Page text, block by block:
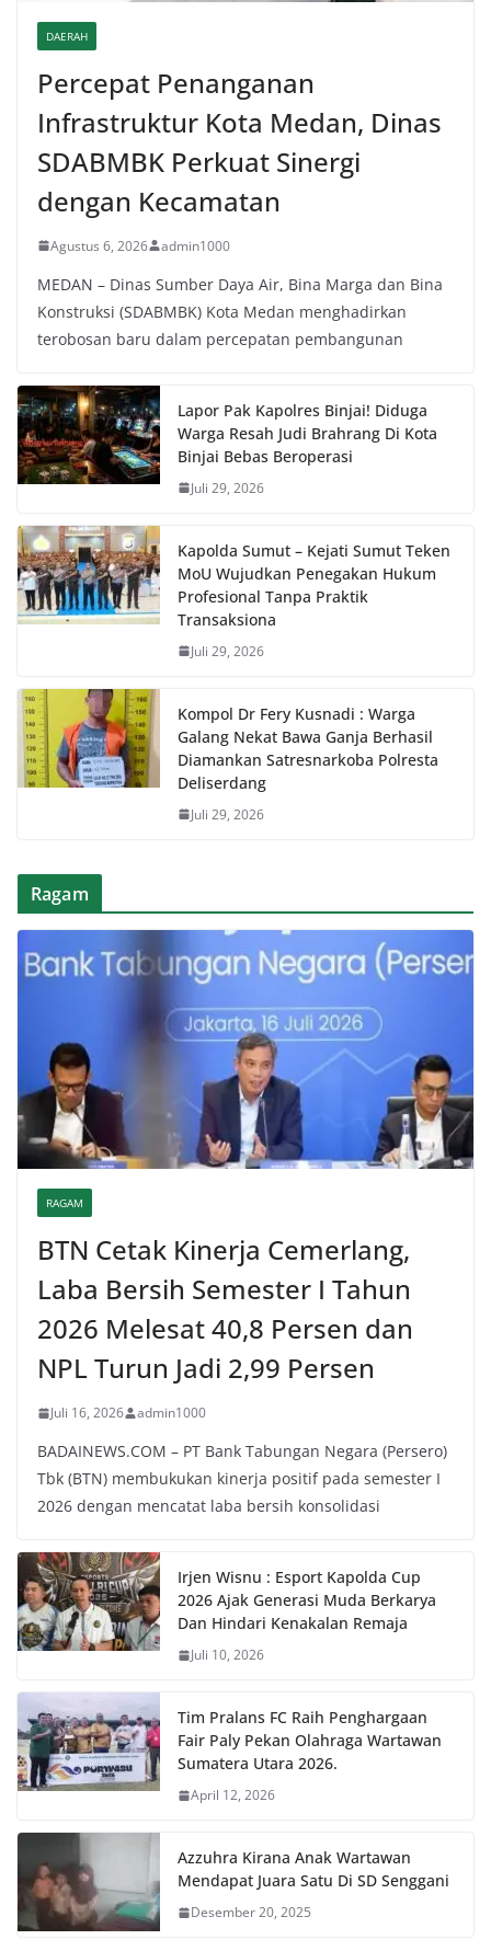
DAERAH
Percepat Penanganan
Infrastruktur Kota Medan, Dinas
SDABMBK Perkuat Sinergi
dengan Kecamatan
Agustus 6, 2026 admin1000
MEDAN – Dinas Sumber Daya Air, Bina Marga dan Bina
Konstruksi (SDABMBK) Kota Medan menghadirkan
terobosan baru dalam percepatan pembangunan
Lapor Pak Kapolres Binjai! Diduga
Warga Resah Judi Brahrang Di Kota
Binjai Bebas Beroperasi
Juli 29, 2026
Kapolda Sumut – Kejati Sumut Teken
MoU Wujudkan Penegakan Hukum
Profesional Tanpa Praktik
Transaksiona
Juli 29, 2026
Kompol Dr Fery Kusnadi : Warga
Galang Nekat Bawa Ganja Berhasil
Diamankan Satresnarkoba Polresta
Deliserdang
Juli 29, 2026
Ragam
RAGAM
BTN Cetak Kinerja Cemerlang,
Laba Bersih Semester I Tahun
2026 Melesat 40,8 Persen dan
NPL Turun Jadi 2,99 Persen
Juli 16, 2026 admin1000
BADAINEWS.COM – PT Bank Tabungan Negara (Persero)
Tbk (BTN) membukukan kinerja positif pada semester I
2026 dengan mencatat laba bersih konsolidasi
Irjen Wisnu : Esport Kapolda Cup
2026 Ajak Generasi Muda Berkarya
Dan Hindari Kenakalan Remaja
Juli 10, 2026
Tim Pralans FC Raih Penghargaan
Fair Paly Pekan Olahraga Wartawan
Sumatera Utara 2026.
April 12, 2026
Azzuhra Kirana Anak Wartawan
Mendapat Juara Satu Di SD Senggani
Desember 20, 2025